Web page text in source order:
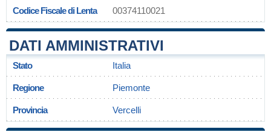
Codice Fiscale di Lenta 00374110021
DATI AMMINISTRATIVI
Stato Italia
Regione Piemonte
Provincia Vercelli